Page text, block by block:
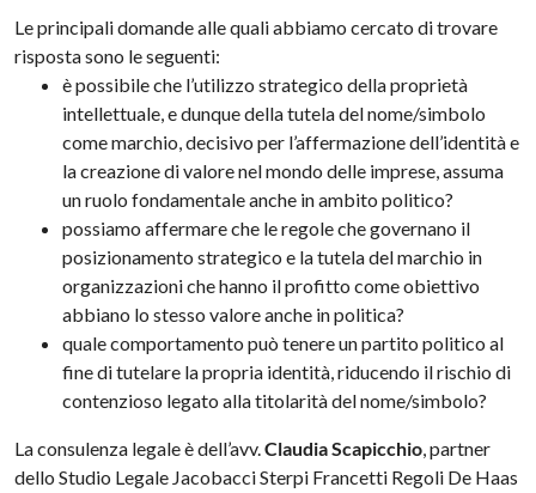
Le principali domande alle quali abbiamo cercato di trovare
risposta sono le seguenti:
è possibile che l’utilizzo strategico della proprietà
intellettuale, e dunque della tutela del nome/simbolo
come marchio, decisivo per l’affermazione dell’identità e
la creazione di valore nel mondo delle imprese, assuma
un ruolo fondamentale anche in ambito politico?
possiamo affermare che le regole che governano il
posizionamento strategico e la tutela del marchio in
organizzazioni che hanno il profitto come obiettivo
abbiano lo stesso valore anche in politica?
quale comportamento può tenere un partito politico al
fine di tutelare la propria identità, riducendo il rischio di
contenzioso legato alla titolarità del nome/simbolo?
La consulenza legale è dell’avv.Claudia Scapicchio, partner
dello Studio Legale Jacobacci Sterpi Francetti Regoli De Haas